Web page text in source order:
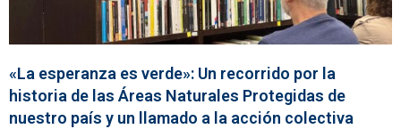
«La esperanza es verde»: Un recorrido por la
historia de las Áreas Naturales Protegidas de
nuestro país y un llamado a la acción colectiva